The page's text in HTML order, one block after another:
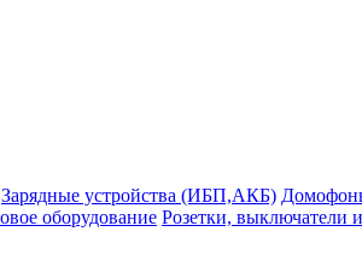
Зарядные устройства (ИБП,АКБ)
оборудование Розетки, выключатели